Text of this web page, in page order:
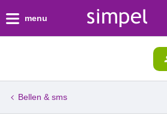
menu
Bellen & sms